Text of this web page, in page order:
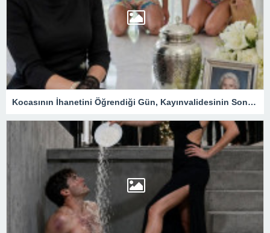
Kocasının İhanetini Öğrendiği Gün, Kayınvalidesinin Son Hediyesi Hayatını Değiştirdi